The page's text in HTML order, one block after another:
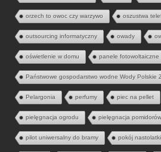
orzech to owoc czy warzywo oszustwa
outsourcing informatyczny owady
oświetlenie w domu panele fotowoltaiczne
Państwowe gospodarstwo wodne Wody Polskie
Pelargonia perfumy piec na pellet
pielęgnacja ogrodu pielęgnacja pomidorów
pilot uniwersalny do bramy pokój nastolatki